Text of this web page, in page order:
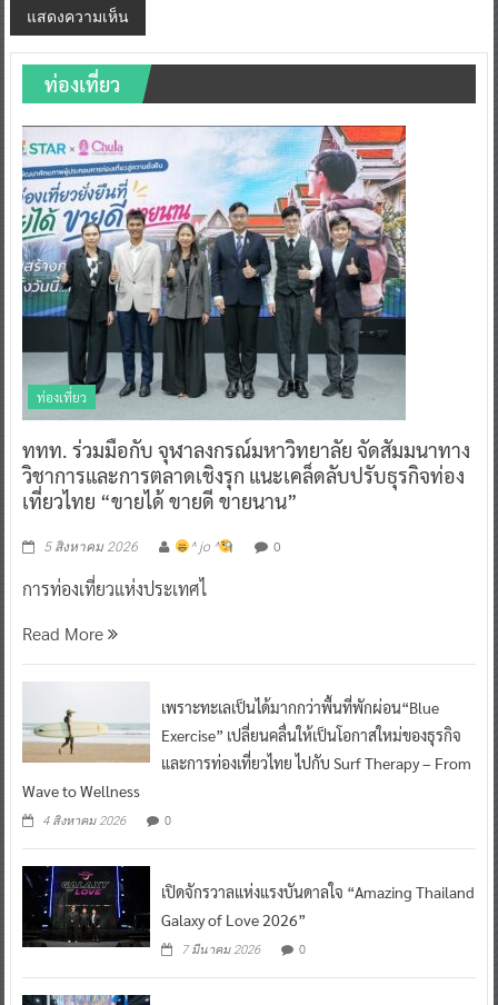
ท่องเที่ยว
ท่องเที่ยว
ททท. ร่วมมือกับ จุฬาลงกรณ์มหาวิทยาลัย จัดสัมมนาทาง
วิชาการและการตลาดเชิงรุก แนะเคล็ดลับปรับธุรกิจท่อง
เที่ยวไทย “ขายได้ ขายดี ขายนาน”
5 สิงหาคม 2026 ^ jo ^ 0
การท่องเที่ยวแห่งประเทศไ
Read More
เพราะทะเลเป็นได้มากกว่าพื้นที่พักผ่อน“Blue
Exercise” เปลี่ยนคลื่นให้เป็นโอกาสใหม่ของธุรกิจ
และการท่องเที่ยวไทย ไปกับ Surf Therapy – From
Wave to Wellness
4 สิงหาคม 2026 0
เปิดจักรวาลแห่งแรงบันดาลใจ “Amazing Thailand
Galaxy of Love 2026”
7 มีนาคม 2026 0